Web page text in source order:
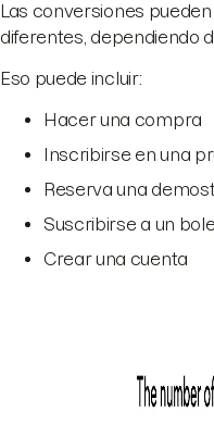
Las conversiones
diferentes, dependiendo
Eso puede incluir:
Hacer una compra
Inscribirse en una
Reserva una
Suscribirse a un
Crear una cuenta